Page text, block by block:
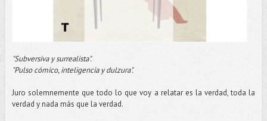
"Subversiva y surrealista".
"Pulso cómico, inteligencia y dulzura".
Juro solemnemente que todo lo que voy a relatar es la verdad, toda la
verdad y nada más que la verdad.